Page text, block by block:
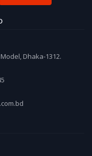
Dhaka-1312.